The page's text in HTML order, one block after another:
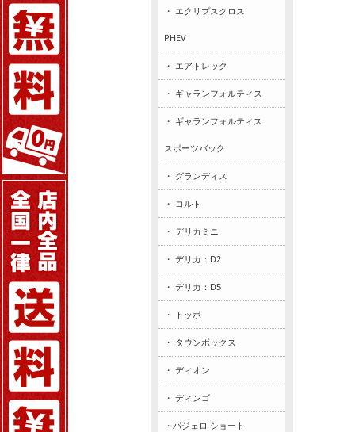
・ エクリプスクロス
PHEV
・ エアトレック
・ ギャランフォルティス
・ ギャランフォルティス
スポーツバック
・ グランディス
・ コルト
・ デリカミニ
・ デリカ：D2
・ デリカ：D5
・ トッポ
・ タウンボックス
・ ディオン
・ ディンゴ
・パジェロ ショート